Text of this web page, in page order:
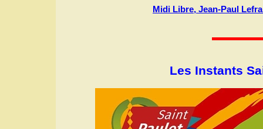
Midi Libre, Jean-Paul
Les Instants